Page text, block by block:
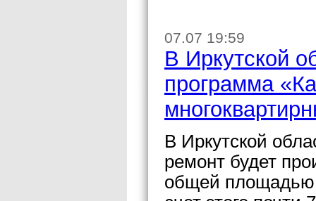
07.07 19:59
В Иркутской
программа
В Иркутской
ремонт будет
общей площадью